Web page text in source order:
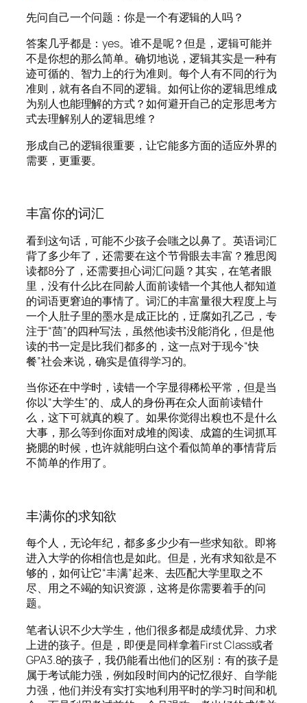
先问自己一个问题：你是一个有逻辑的人吗？
答案几乎都是：yes。谁不是呢？但是，逻辑可能并
不是你想的那么简单。确切地说，逻辑其实是一种有
迹可循的、智力上的行为准则。每个人有不同的行为
准则，就有各自不同的逻辑。如何让你的逻辑思维成
为别人也能理解的方式？如何避开自己的定形思考方
式去理解别人的逻辑思维？
形成自己的逻辑很重要，让它能多方面的适应外界的
需要，更重要。
丰富你的词汇
看到这句话，可能不少孩子会嗤之以鼻了。英语词汇
背了多少年了，还需要在这个节骨眼去丰富？雅思阅
读都8分了，还需要担心词汇问题？其实，在笔者眼
里，没有什么比在同龄人面前读错一个其他人都知道
的词语更窘迫的事情了。词汇的丰富量很大程度上与
一个人肚子里的墨水是成正比的，迂腐如孔乙己，专
注于“茴”的四种写法，虽然他读书没能消化，但是他
读的书一定是比我们都多的，这一点对于现今“快
餐”社会来说，确实是值得学习的。
当你还在中学时，读错一个字显得稀松平常，但是当
你以“大学生”的、成人的身份再在众人面前读错什
么，这下可就真的糗了。如果你觉得出糗也不是什么
大事，那么等到你面对成堆的阅读、成篇的生词抓耳
挠腮的时候，也许就能明白这个看似简单的事情背后
不简单的作用了。
丰满你的求知欲
每个人，无论年纪，都多多少少有一些求知欲。即将
进入大学的你相信也是如此。但是，光有求知欲是不
够的，如何让它“丰满”起来、去匹配大学里取之不
尽、用之不竭的知识资源，这将是你需要着手的问
题。
笔者认识不少大学生，他们很多都是成绩优异、力求
上进的孩子。但是，即便是同样拿着First Class或者
GPA3.8的孩子，我仍能看出他们的区别：有的孩子是
属于考试能力强，例如段时间内的记忆很好、自学能
力强，他们并没有实打实地利用平时的学习时间和机